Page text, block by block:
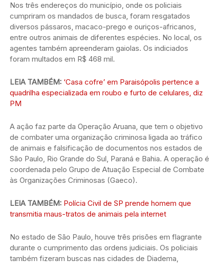
Nos três endereços do município, onde os policiais
cumpriram os mandados de busca, foram resgatados
diversos pássaros, macaco-prego e ouriços-africanos,
entre outros animais de diferentes espécies. No local, os
agentes também apreenderam gaiolas. Os indiciados
foram multados em R$ 468 mil.
LEIA TAMBÉM: ‘Casa cofre’ em Paraisópolis pertence a
quadrilha especializada em roubo e furto de celulares, diz
PM
A ação faz parte da Operação Aruana, que tem o objetivo
de combater uma organização criminosa ligada ao tráfico
de animais e falsificação de documentos nos estados de
São Paulo, Rio Grande do Sul, Paraná e Bahia. A operação é
coordenada pelo Grupo de Atuação Especial de Combate
às Organizações Criminosas (Gaeco).
LEIA TAMBÉM: Polícia Civil de SP prende homem que
transmitia maus-tratos de animais pela internet
No estado de São Paulo, houve três prisões em flagrante
durante o cumprimento das ordens judiciais. Os policiais
também fizeram buscas nas cidades de Diadema,